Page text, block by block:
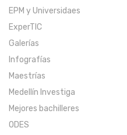
EPM y Universidaes
ExperTIC
Galerías
Infografías
Maestrías
Medellín Investiga
Mejores bachilleres
ODES